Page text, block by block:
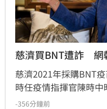
慈濟買BNT遭詐　
慈濟2021年採購BNT
時任疫情指揮官陳時
早就苦口婆心要提防掮
-356分鐘前